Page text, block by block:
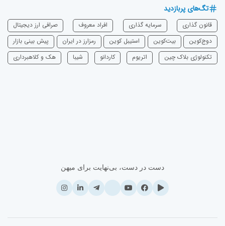
تگ‌های پربازدید
قانون گذاری سرمایه‌ گذاری افراد معروف
صرافی ارز دیجیتال
دوج‌کوین
بیت‌کوین استیبل کوین رمزارز در ایران
پیش بینی بازار
تکنولوژی بلاک چین
اتریوم ‌کاردانو شیبا هک و کلاهبرداری
دست در دست، بی‌نهایت برای میهن